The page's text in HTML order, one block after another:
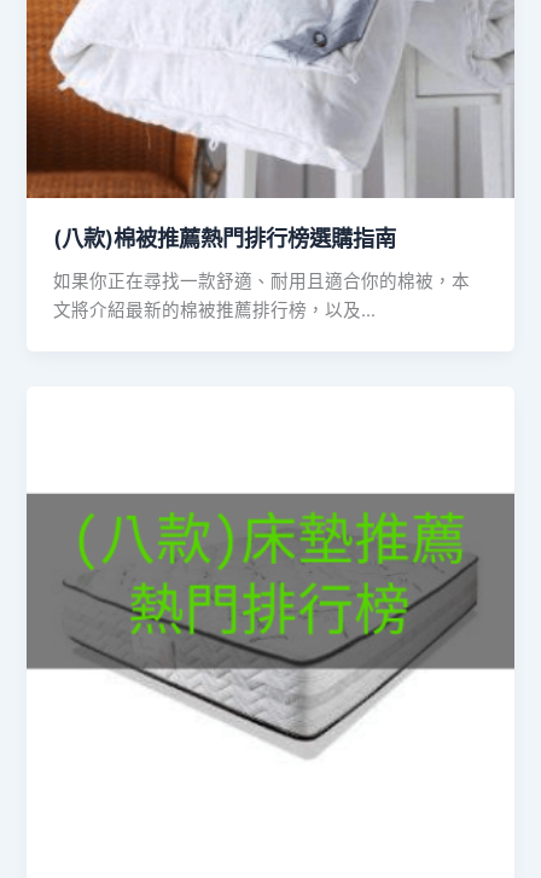
(八款)棉被推薦熱門排行榜選購指南
如果你正在尋找一款舒適、耐用且適合你的棉被，本
文將介紹最新的棉被推薦排行榜，以及…